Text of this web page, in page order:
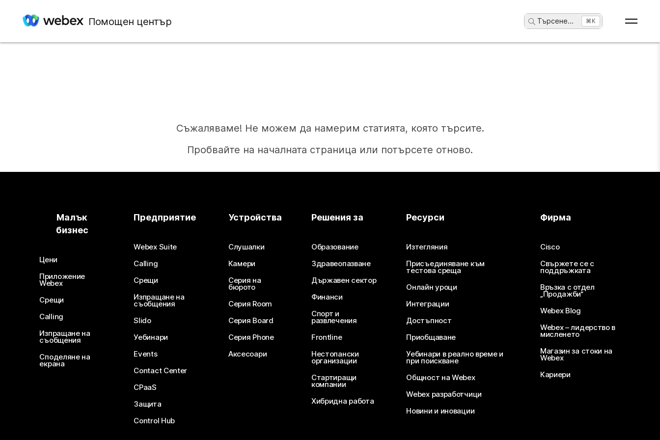
Помощен център Търсене... ⌘K
Съжаляваме! Не можем да намерим статията, която търсите.
Пробвайте на началната страница или потърсете отново.
Нуждаете се от отговор?
Изпратете въпрос
Малък
бизнес
Цени
Приложение
Webex
Срещи
Calling
Изпращане на
съобщения
Споделяне на
екрана
Предприятие
Webex Suite
Calling
Срещи
Изпращане на
съобщения
Slido
Уебинари
Events
Contact Center
CPaaS
Защита
Control Hub
Устройства
Слушалки
Камери
Серия на
бюрото
Серия Room
Серия Board
Серия Phone
Аксесоари
Решения за
Образование
Здравеопазване
Държавен сектор
Финанси
Спорт и
развлечения
Frontline
Нестопански
организации
Стартиращи
компании
Хибридна работа
Ресурси
Изтегляния
Присъединяване към
тестова среща
Онлайн уроци
Интеграции
Достъпност
Приобщаване
Уебинари в реално време и
при поискване
Общност на Webex
Webex разработчици
Новини и иновации
Фирма
Cisco
Свържете се с
поддръжката
Връзка с отдел
„Продажби“
Webex Blog
Webex – лидерство в
мисленето
Магазин за стоки на
Webex
Кариери